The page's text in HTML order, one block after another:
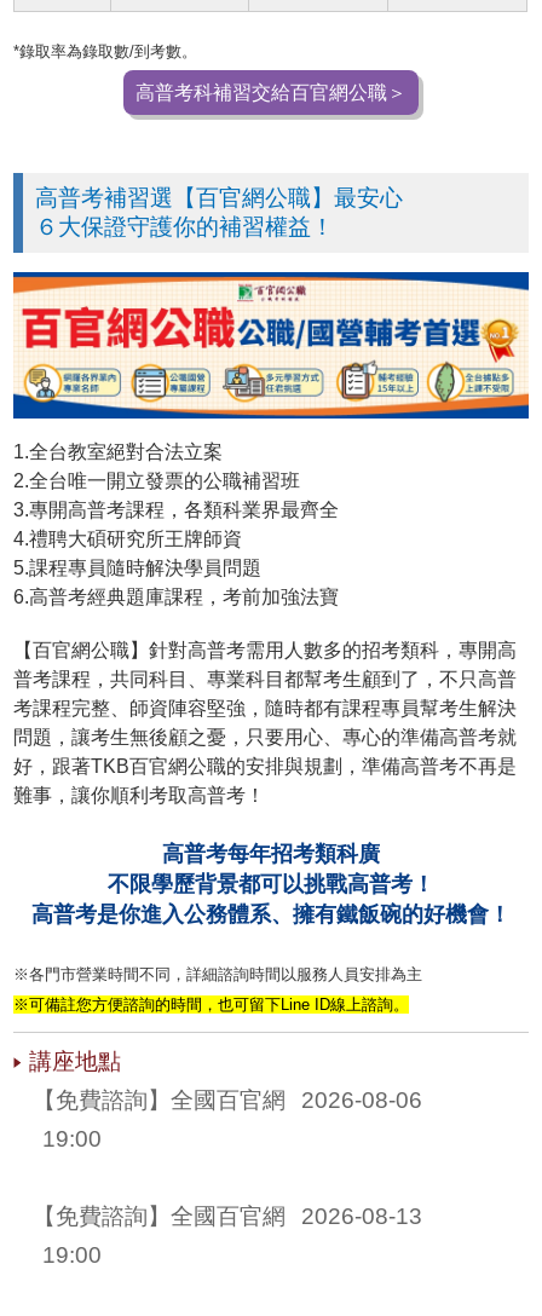
*錄取率為錄取數/到考數。
高普考科補習交給百官網公職＞
高普考補習選【百官網公職】最安心
６大保證守護你的補習權益！
1.全台教室絕對合法立案
2.全台唯一開立發票的公職補習班
3.專開高普考課程，各類科業界最齊全
4.禮聘大碩研究所王牌師資
5.課程專員隨時解決學員問題
6.高普考經典題庫課程，考前加強法寶
【百官網公職】針對高普考需用人數多的招考類科，專開高
普考課程，共同科目、專業科目都幫考生顧到了，不只高普
考課程完整、師資陣容堅強，隨時都有課程專員幫考生解決
問題，讓考生無後顧之憂，只要用心、專心的準備高普考就
好，跟著TKB百官網公職的安排與規劃，準備高普考不再是
難事，讓你順利考取高普考！
高普考每年招考類科廣
不限學歷背景都可以挑戰高普考！
高普考是你進入公務體系、擁有鐵飯碗的好機會！
※各門市營業時間不同，詳細諮詢時間以服務人員安排為主
※可備註您方便諮詢的時間，也可留下Line ID線上諮詢。
講座地點
【免費諮詢】全國百官網
2026-08-06
19:00
【免費諮詢】全國百官網
2026-08-13
19:00